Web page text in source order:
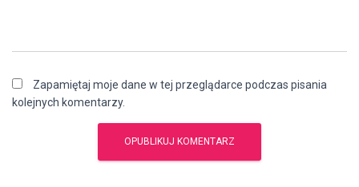
Zapamiętaj moje dane w tej przeglądarce podczas pisania
kolejnych komentarzy.